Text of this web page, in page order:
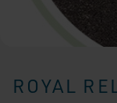
ROYAL